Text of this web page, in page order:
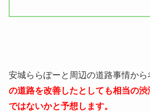
安城ららぽーと周辺の道路事情から
の道路を改善したとしても相当の
ではないかと予想します。